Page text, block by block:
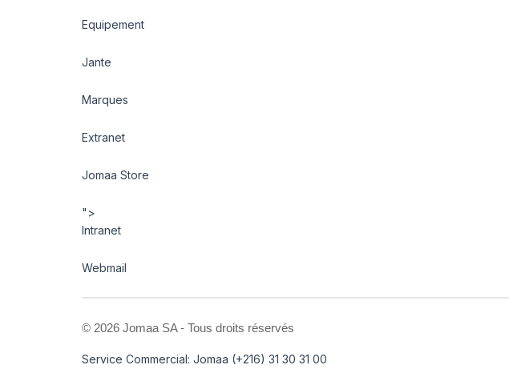
Equipement
Jante
Marques
Extranet
Jomaa Store
">
Intranet
Webmail
© 2026 Jomaa SA - Tous droits réservés
Service Commercial: Jomaa (+216) 31 30 31 00